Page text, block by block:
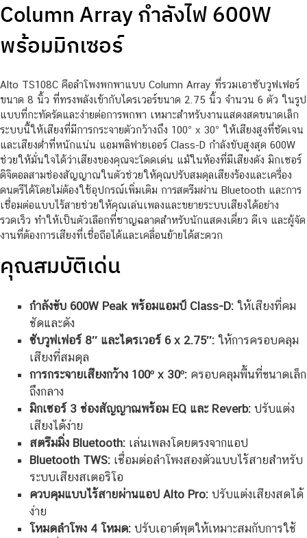
Column Array กำลังไฟ 600W
พร้อมมิกเซอร์
Alto TS108C คือลำโพงพกพาแบบ Column Array ที่รวมเอาซับวูฟเฟอร์
ขนาด 8 นิ้ว ที่ทรงพลังเข้ากับไดรเวอร์ขนาด 2.75 นิ้ว จำนวน 6 ตัว ในรูป
แบบที่กะทัดรัดและง่ายต่อการพกพา เหมาะสำหรับงานแสดงสดขนาดเล็ก
ระบบนี้ให้เสียงที่มีการกระจายตัวกว้างถึง 100° x 30° ให้เสียงสูงที่ชัดเจน
และเสียงต่ำที่หนักแน่น แอมพลิฟายเออร์ Class-D กำลังขับสูงสุด 600W
ช่วยให้มั่นใจได้ว่าเสียงของคุณจะโดดเด่น แม้ในห้องที่มีเสียงดัง มิกเซอร์
ดิจิตอลสามช่องสัญญาณในตัวช่วยให้คุณปรับสมดุลเสียงร้องและเครื่อง
ดนตรีได้โดยไม่ต้องใช้อุปกรณ์เพิ่มเติม การสตรีมผ่าน Bluetooth และการ
เชื่อมต่อแบบไร้สายช่วยให้คุณเล่นเพลงและขยายระบบเสียงได้อย่าง
รวดเร็ว ทำให้เป็นตัวเลือกที่ชาญฉลาดสำหรับนักแสดงเดี่ยว ดีเจ และผู้จัด
งานที่ต้องการเสียงที่เชื่อถือได้และเคลื่อนย้ายได้สะดวก
คุณสมบัติเด่น
กำลังขับ 600W Peak พร้อมแอมป์ Class-D:ให้เสียงที่คม
ชัดและดัง
ซับวูฟเฟอร์ 8″ และไดรเวอร์ 6 x 2.75″:ให้การครอบคลุม
เสียงที่สมดุล
การกระจายเสียงกว้าง 100º x 30º:ครอบคลุมพื้นที่ขนาดเล็ก
ถึงกลาง
มิกเซอร์ 3 ช่องสัญญาณพร้อม EQ และ Reverb:ปรับแต่ง
เสียงได้ง่าย
สตรีมมิ่ง Bluetooth:เล่นเพลงโดยตรงจากแอป
Bluetooth TWS:เชื่อมต่อลำโพงสองตัวแบบไร้สายสำหรับ
ระบบเสียงสเตอริโอ
ควบคุมแบบไร้สายผ่านแอป Alto Pro:ปรับแต่งเสียงสดได้
ง่าย
โหมดลำโพง 4 โหมด:ปรับเอาต์พุตให้เหมาะสมกับการใช้